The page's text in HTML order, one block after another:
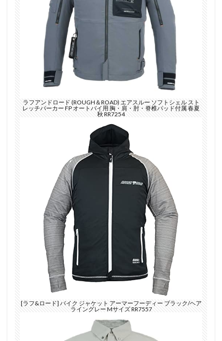
ラフアンドロード (ROUGH＆ROAD) エアスルー ソフトシェル スト
レッチパーカー FP オートバイ用 胸・肩・肘・脊椎パッド付属 春夏
秋 RR7254
[ラフ&ロード] バイク ジャケット アーマーフーディー ブラック/ヘア
ライングレー Mサイズ RR7557